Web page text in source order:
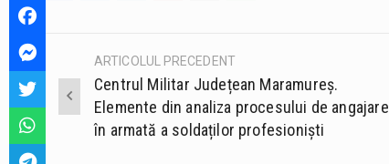
Post
navigation
ARTICOLUL PRECEDENT
Centrul Militar Județean Maramureș.
Elemente din analiza procesului de angajare
în armată a soldaților profesioniști